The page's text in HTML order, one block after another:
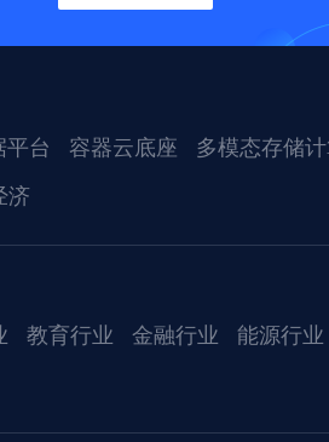
平台 容器云底座
多模态存储
济
教育行业 金融行业
能源行业